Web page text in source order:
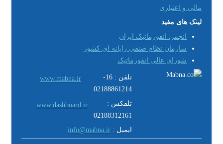
مالی و اعتباری
لینک های مفید
انجمن انفورماتیک ایران
سازمان نظام صنفی رایانه ای کشور
شورای عالی انفورماتیک
www.mabna.ir
تلفن : 16-
02188861214
www.dashboard.ir
تلفکس :
02188312161
ایمیل : info@mabna.ir